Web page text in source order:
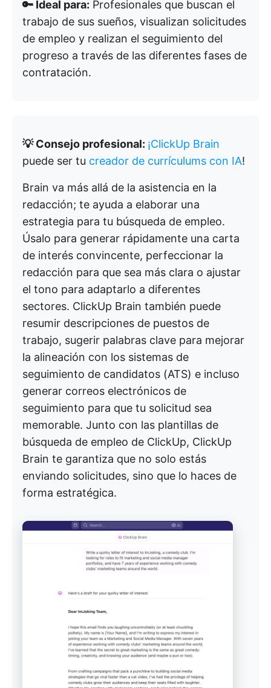
🔑 Ideal para: Profesionales que buscan el
trabajo de sus sueños, visualizan solicitudes
de empleo y realizan el seguimiento del
progreso a través de las diferentes fases de
contratación.
💡 Consejo profesional: ¡ClickUp Brain
puede ser tu creador de currículums con IA!
Brain va más allá de la asistencia en la
redacción; te ayuda a elaborar una
estrategia para tu búsqueda de empleo.
Úsalo para generar rápidamente una carta
de interés convincente, perfeccionar la
redacción para que sea más clara o ajustar
el tono para adaptarlo a diferentes
sectores. ClickUp Brain también puede
resumir descripciones de puestos de
trabajo, sugerir palabras clave para mejorar
la alineación con los sistemas de
seguimiento de candidatos (ATS) e incluso
generar correos electrónicos de
seguimiento para que tu solicitud sea
memorable. Junto con las plantillas de
búsqueda de empleo de ClickUp, ClickUp
Brain te garantiza que no solo estás
enviando solicitudes, sino que lo haces de
forma estratégica.